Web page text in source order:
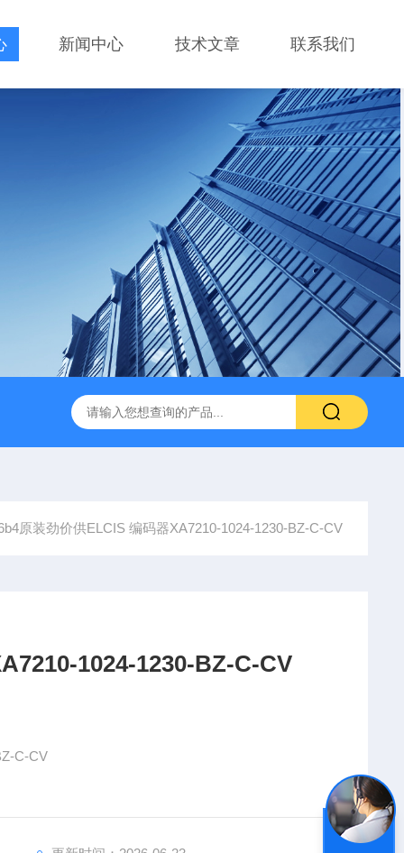
新闻中心 技术文章 联系我们
1 ID:281875 A-NR:417291 原装供应美国Parker
原装劲价供ELCIS 编码器XA7210-1024-1230-BZ-C-CV
编码器XA7210-1024-1230-BZ-C-CV
BZ-C-CV